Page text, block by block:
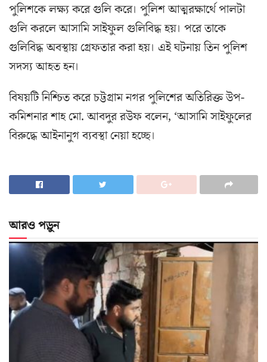
পুলিশকে লক্ষ্য করে গুলি করে। পুলিশ আত্মরক্ষার্থে পালটা
গুলি করলে আসামি সাইফুল গুলিবিদ্ধ হয়। পরে তাকে
গুলিবিদ্ধ অবস্থায় গ্রেফতার করা হয়। এই ঘটনায় তিন পুলিশ
সদস্য আহত হন।
বিষয়টি নিশ্চিত করে চট্টগ্রাম নগর পুলিশের অতিরিক্ত উপ-
কমিশনার শাহ মো. আবদুর রউফ বলেন, ‘আসামি সাইফুলের
বিরুদ্ধে আইনানুগ ব্যবস্থা নেয়া হচ্ছে।
আরও পড়ুন